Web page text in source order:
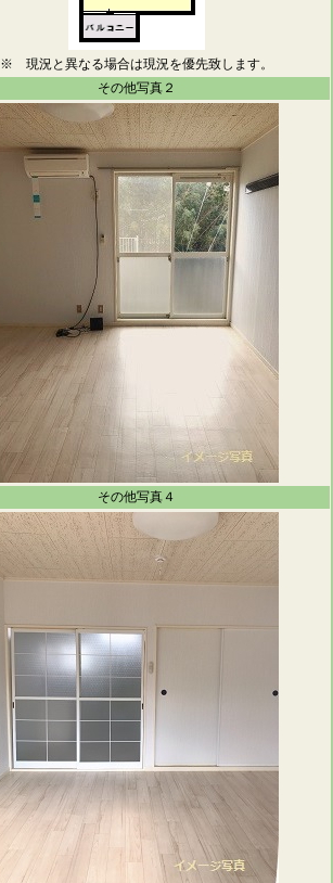
※ 現況と異なる場合は現況を優先致します。
その他写真２
その他写真４